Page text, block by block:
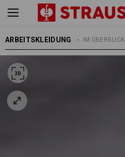
ARBEITSKLEIDUNG
E.S. KOLLEKTIONEN IM ÜBERBLICK